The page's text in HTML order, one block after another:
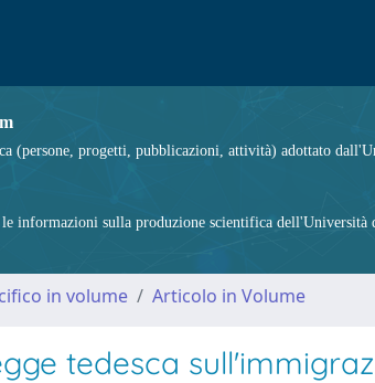
(persone, progetti, pubblicazioni, attività) adottato
le informazioni sulla produzione scientifica
in volume Articolo in Volume
tedesca